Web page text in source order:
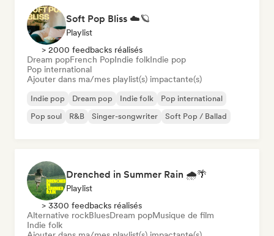
Soft Pop Bliss ☁️🪐
Playlist
> 2000 feedbacks réalisés
Dream popFrench PopIndie folkIndie pop
Pop international
Ajouter dans ma/mes playlist(s) impactante(s)
Indie pop Dream pop Indie folk
Pop international
Pop soul
R&B Singer-songwriter Soft Pop / Ballad
Drenched in Summer Rain 🌧️🌴
Playlist
> 3300 feedbacks réalisés
Alternative rockBluesDream popMusique de film
Indie folk